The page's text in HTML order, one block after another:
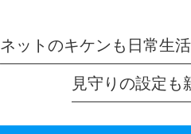
ネットのキケンも日常生
見守りの設定も